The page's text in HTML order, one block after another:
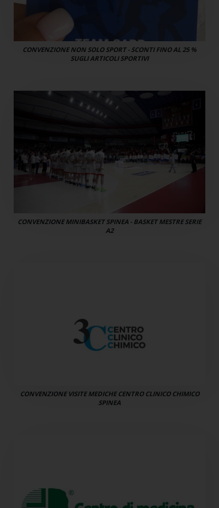
CONVENZIONE NON SOLO SPORT - SCONTI FINO AL 25 %
SUGLI ARTICOLI SPORTIVI
CONVENZIONE MINIBASKET SPINEA - BASKET MESTRE SERIE
A2
CONVENZIONE VISITE MEDICHE CENTRO CLINICO CHIMICO
SPINEA